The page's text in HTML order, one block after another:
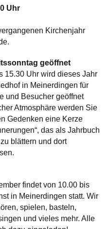
Uhr
Kirchenjahr
geöffnet
15.30 Uhr wird dieses Jahr
in Meinerdingen für
und Besucher geöffnet
Atmosphäre werden Sie
Gedenken eine Kerze
das als Jahrbuch
blättern und dort
findet von 10.00 bis
in Meinerdingen statt. Wir
spielen, basteln,
und vieles mehr. Alle